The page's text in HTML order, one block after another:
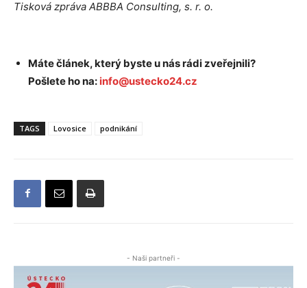
Tisková zpráva ABBBA Consulting, s. r. o.
Máte článek, který byste u nás rádi zveřejnili?
Pošlete ho na: info@ustecko24.cz
TAGS Lovosice podnikání
- Naši partneři -